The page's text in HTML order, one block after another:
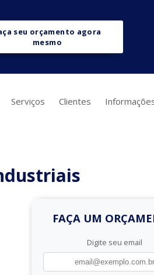
seu orçamento agora
mesmo
Serviços Clientes
FAÇA UM
Digite seu email